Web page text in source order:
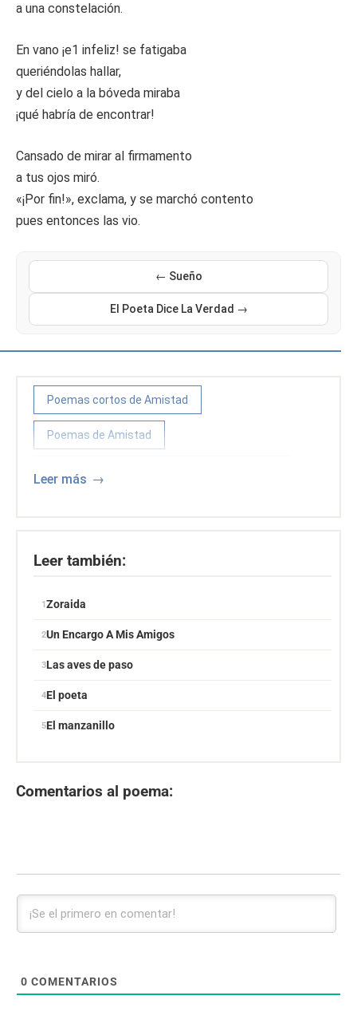
a una constelación.
En vano ¡e1 infeliz! se fatigaba
queriéndolas hallar,
y del cielo a la bóveda miraba
¡qué habría de encontrar!
Cansado de mirar al firmamento
a tus ojos miró.
«¡Por fin!», exclama, y se marchó contento
pues entonces las vio.
← Sueño
El Poeta Dice La Verdad →
Poemas cortos de Amistad
Poemas de Amistad
Leer más
Leer también:
Zoraida
Un Encargo A Mis Amigos
Las aves de paso
El poeta
El manzanillo
Comentarios al poema:
0 COMENTARIOS